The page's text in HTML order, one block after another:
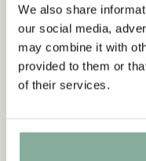
We also share
our social media,
may combine it with
provided to them or
of their services.
VIKTIGT OM RETURER
Returer skickas tillbaka
Vi godkänner inte retur
av plomberade
produkten har använts.